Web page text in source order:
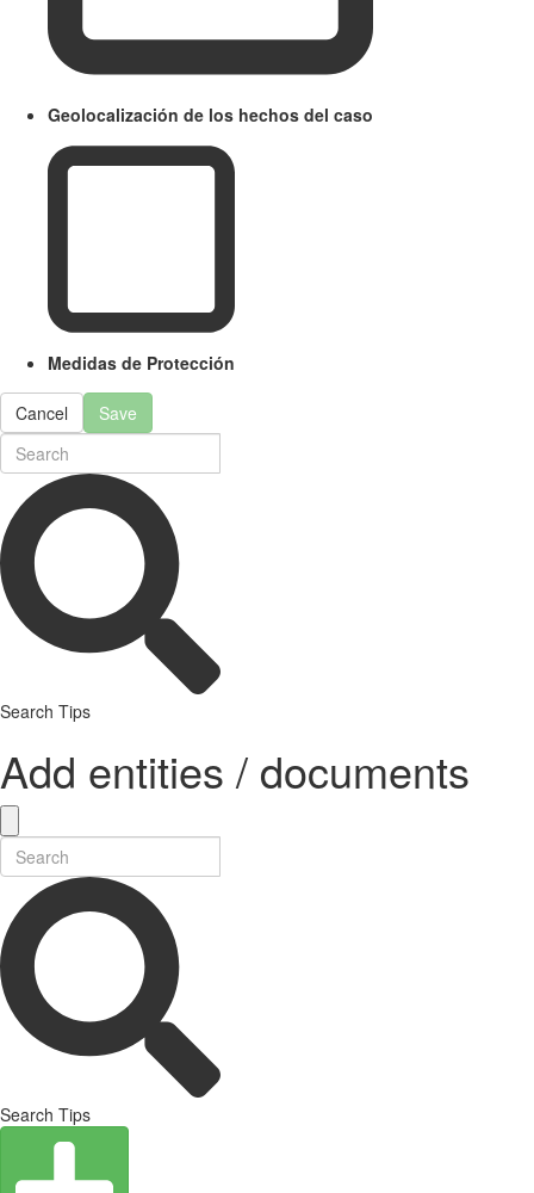
Geolocalización de los hechos del caso
Medidas de Protección
Cancel Save
Search Tips
Add entities / documents
Search Tips